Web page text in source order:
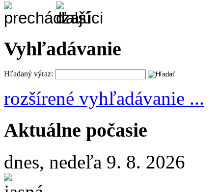
Vyhľadávanie
Hľadaný výraz:
rozšírené vyhľadávanie ...
Aktuálne počasie
dnes, nedeľa 9. 8. 2026